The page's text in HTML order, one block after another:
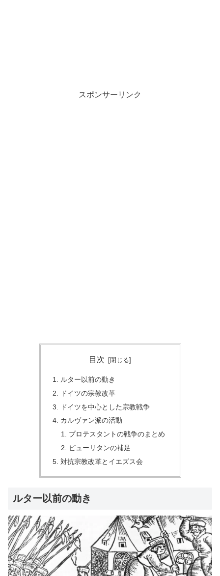
スポンサーリンク
目次
ルター以前の動き
ドイツの宗教改革
ドイツを中心とした宗教戦争
カルヴァン派の活動
プロテスタントの戦争のまとめ
ピューリタンの補足
対抗宗教改革とイエズス会
ルター以前の動き